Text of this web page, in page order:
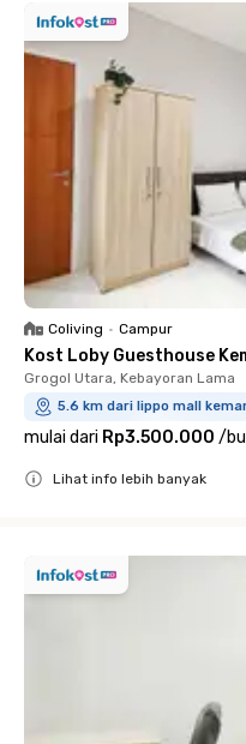
Coliving • Campur
Kost Loby Guesthouse
Grogol Utara, Kebayoran Lama
5.6 km dari lippo mall
mulai dari Rp3.500.000 /
Lihat info lebih banyak